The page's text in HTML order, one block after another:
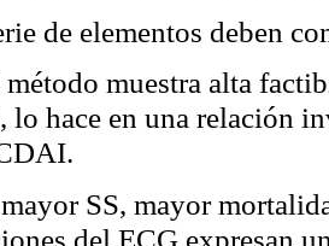
de elementos deben
muestra alta
lo hace en una relación
SS, mayor
del ECG expresan